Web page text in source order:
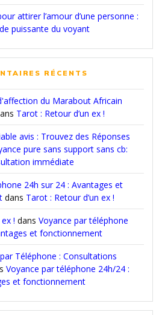
attirer l’amour d’une personne :
puissante du voyant
RÉCENTS
du Marabout Africain
Tarot : Retour d’un ex !
avis : Trouvez des Réponses
pure sans support sans cb:
immédiate
24h sur 24 : Avantages et
dans Tarot : Retour d’un ex !
! dans Voyance par téléphone
et fonctionnement
Téléphone : Consultations
Voyance par téléphone 24h/24 :
et fonctionnement